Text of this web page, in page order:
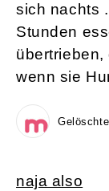
sich nachts
Stunden
wenn sie
naja also